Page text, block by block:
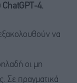
ChatGPT-4.
να
οι μη
Σε πραγματικά